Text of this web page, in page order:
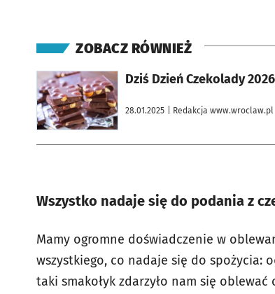
ZOBACZ RÓWNIEŻ
Dziś Dzień Czekolady
28.01.2025 | Redakcja www.wroclaw.pl
otworzy się w nowej karcie
Wszystko nadaje się do podania z
Mamy ogromne doświadczenie w
wszystkiego, co nadaje się do spożycia:
taki smakołyk zdarzyło nam się